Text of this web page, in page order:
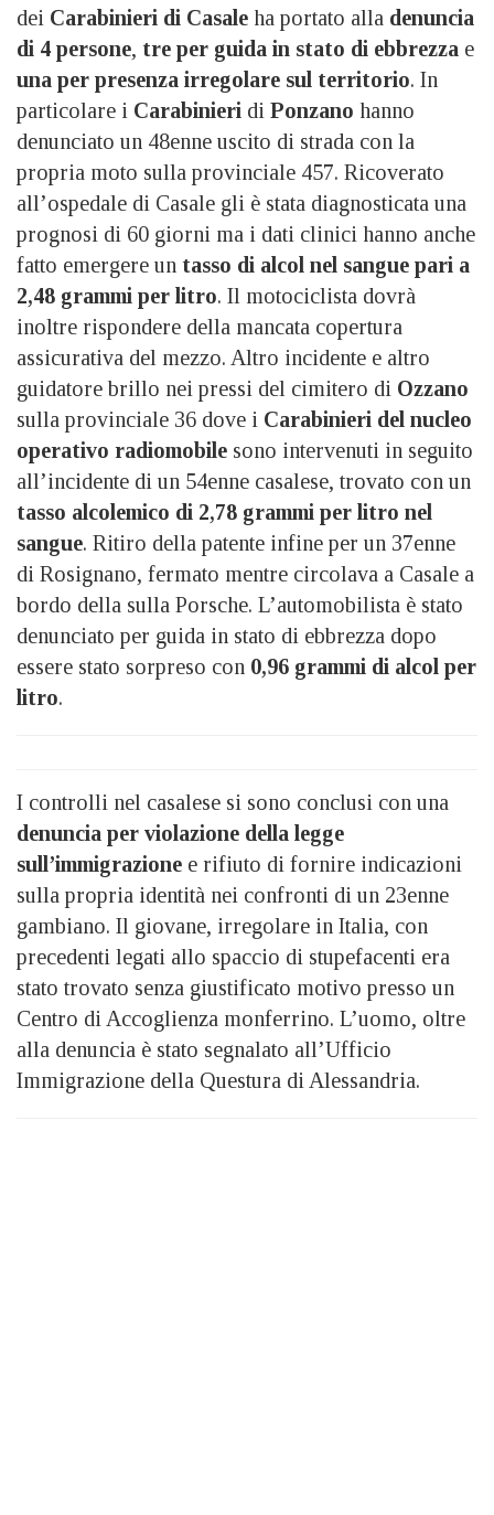
dei Carabinieri di Casale ha portato alla denuncia
di 4 persone, tre per guida in stato di ebbrezza e
una per presenza irregolare sul territorio. In
particolare i Carabinieri di Ponzano hanno
denunciato un 48enne uscito di strada con la
propria moto sulla provinciale 457. Ricoverato
all’ospedale di Casale gli è stata diagnosticata una
prognosi di 60 giorni ma i dati clinici hanno anche
fatto emergere un tasso di alcol nel sangue pari a
2,48 grammi per litro. Il motociclista dovrà
inoltre rispondere della mancata copertura
assicurativa del mezzo. Altro incidente e altro
guidatore brillo nei pressi del cimitero di Ozzano
sulla provinciale 36 dove i Carabinieri del nucleo
operativo radiomobile sono intervenuti in seguito
all’incidente di un 54enne casalese, trovato con un
tasso alcolemico di 2,78 grammi per litro nel
sangue. Ritiro della patente infine per un 37enne
di Rosignano, fermato mentre circolava a Casale a
bordo della sulla Porsche. L’automobilista è stato
denunciato per guida in stato di ebbrezza dopo
essere stato sorpreso con 0,96 grammi di alcol per
litro.
I controlli nel casalese si sono conclusi con una
denuncia per violazione della legge
sull’immigrazione e rifiuto di fornire indicazioni
sulla propria identità nei confronti di un 23enne
gambiano. Il giovane, irregolare in Italia, con
precedenti legati allo spaccio di stupefacenti era
stato trovato senza giustificato motivo presso un
Centro di Accoglienza monferrino. L’uomo, oltre
alla denuncia è stato segnalato all’Ufficio
Immigrazione della Questura di Alessandria.